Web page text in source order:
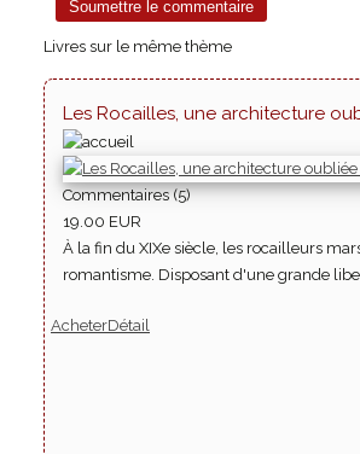
Livres sur le même thème
Les Rocailles, une architecture
Commentaires (5)
19.00 EUR
À la fin du XIXe siècle, les rocailleurs
romantisme. Disposant d'une grande
AcheterDétail